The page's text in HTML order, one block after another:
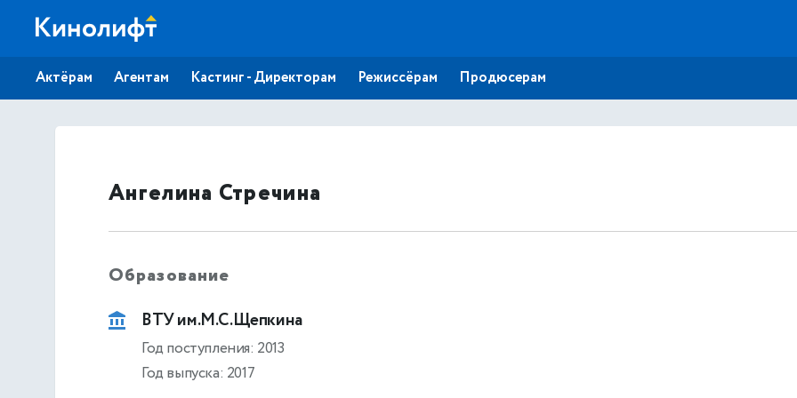
Актёрам Агентам Кастинг - Директорам Режиссёрам Продюсерам
Ангелина Стречина
Образование
ВТУ им.М.С.Щепкина
Год поступления: 2013
Год выпуска: 2017